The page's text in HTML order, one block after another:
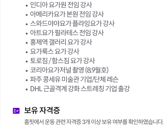
인디아 요가원 전임 강사
아메리카요가 본원 전임 강사
스와드야야요가 플라잉요가 강사
아트요가 필라테스 전임 강사
홍제역 갤러리 요가 강사
요가룩스 요가 강사
토로짐 / 함스짐 요가 강사
코리아요가저널 촬영 (8,9월호)
파주 콩세유 미술관 기업/단체 레슨
DHL 근골격계 강화 스트레칭 기업 출강
보유 자격증
홈핏에서 운동 관련 자격증 3개 이상 보유 여부를 확인하였습니다.